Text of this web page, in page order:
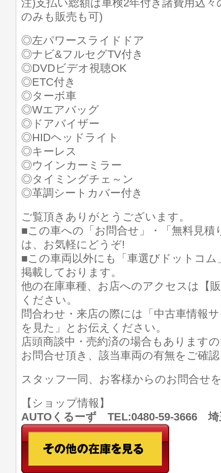
注)支払い総額は車検2年付き諸費用込
のみも販売も可)
◎左パワースライドドア
◎ナビ&フルセグTV付き
◎DVDビデオ視聴OK
◎ETC付き
◎ターボ車
◎Wエアバッグ
◎ドアバイザー
◎HIDヘッドライト
◎キーレス
◎ウインカーミラー
◎タイミングチェ～ン
◎革調シートカバー付き
ご覧頂きありがとうございます。
■この車への「お問合せ」・「無料見積
は、お気軽にどうぞ!
■この車両以外にも「車選びドットコ
掲載しております。
他の在庫車種、お店へのアクセスは【
ください。
問合わせ・来店の際には「中古車情報
を見た」とお伝えください。
店頭商談中・売約済の場合もあります
お問合せ頂き、該当車両の有無をご確
スタッフ一同、お客様からのお問合せ
【ショップ情報】
AUTOくるーず TEL:0480-59-3666 埼